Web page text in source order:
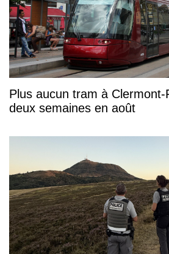
Plus aucun tram à
deux semaines en août